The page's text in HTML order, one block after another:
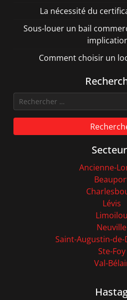
La nécessité du
Sous-louer un bail
Comment choisir un
Ancienne-
Lévis
Limoilou
Neuville
Saint-Augustin-
Ste-Foy
Val-